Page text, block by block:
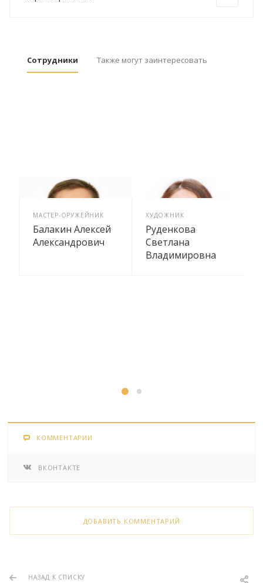
Сотрудники Также могут заинтересовать
МАСТЕР-ОРУЖЕЙНИК
Балакин Алексей
Александрович
ХУДОЖНИК
Руденкова
Светлана
Владимировна
КОММЕНТАРИИ
ВКОНТАКТЕ
ДОБАВИТЬ КОММЕНТАРИЙ
НАЗАД К СПИСКУ